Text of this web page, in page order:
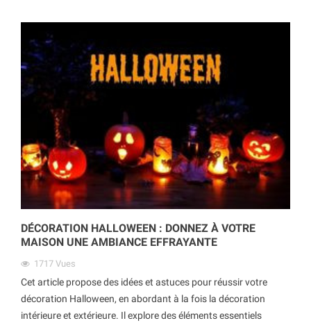
DÉCORATION HALLOWEEN : DONNEZ À VOTRE
MAISON UNE AMBIANCE EFFRAYANTE
1717 Vues
Cet article propose des idées et astuces pour réussir votre
décoration Halloween, en abordant à la fois la décoration
intérieure et extérieure. Il explore des éléments essentiels